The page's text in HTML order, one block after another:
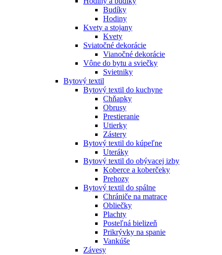
Budíky
Hodiny
Kvety a stojany
Kvety
Sviatočné dekorácie
Vianočné dekorácie
Vône do bytu a sviečky
Svietniky
Bytový textil
Bytový textil do kuchyne
Chňapky
Obrusy
Prestieranie
Utierky
Zástery
Bytový textil do kúpeľne
Uteráky
Bytový textil do obývacej izby
Koberce a koberčeky
Prehozy
Bytový textil do spálne
Chrániče na matrace
Obliečky
Plachty
Posteľná bielizeň
Prikrývky na spanie
Vankúše
Závesy